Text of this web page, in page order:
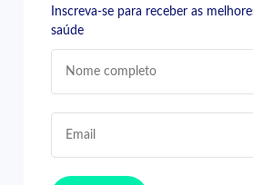
Inscreva-se para receber as
saúde